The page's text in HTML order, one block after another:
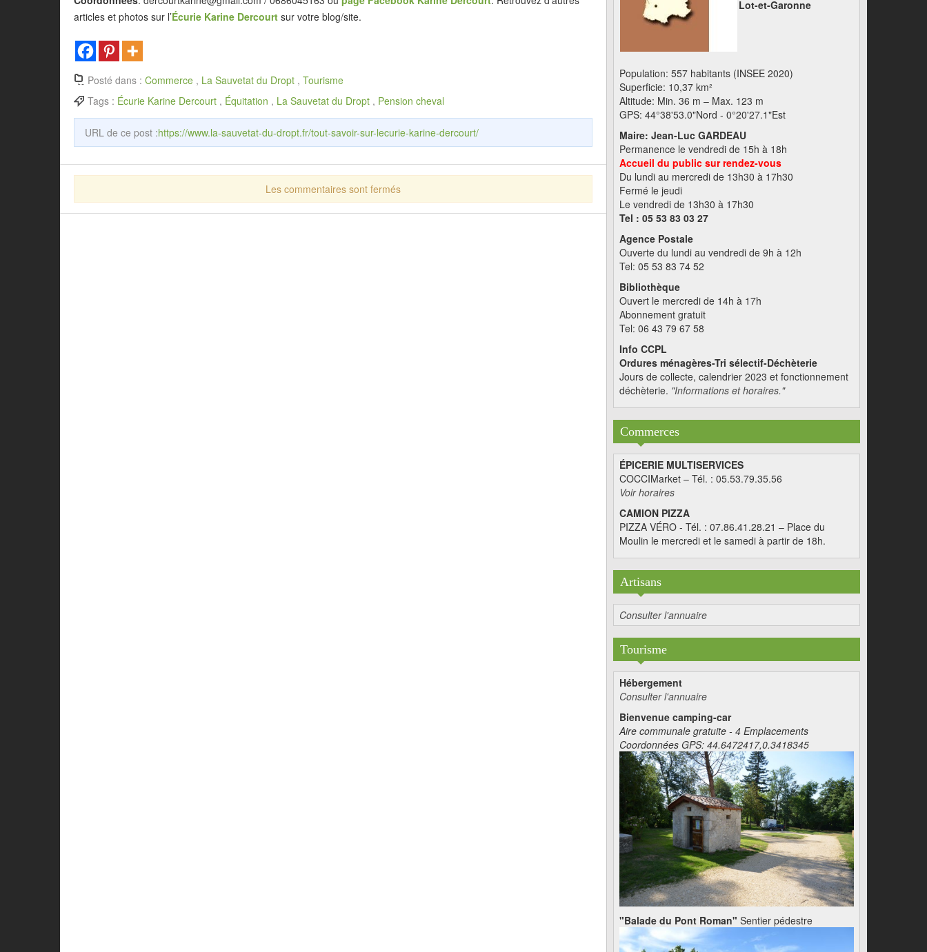
articles et photos sur l’Écurie Karine Dercourt sur votre blog/site.
Posté dans : Commerce , La Sauvetat du Dropt , Tourisme
Tags : Écurie Karine Dercourt , Équitation , La Sauvetat du Dropt , Pension cheval
URL de ce post :https://www.la-sauvetat-du-dropt.fr/tout-savoir-sur-lecurie-karine-dercourt/
Les commentaires sont fermés
Lot-et-Garonne
Population: 557 habitants (INSEE 2020)
Superficie: 10,37 km²
Altitude: Min. 36 m – Max. 123 m
GPS: 44°38'53.0"Nord - 0°20'27.1"Est
Maire: Jean-Luc GARDEAU
Permanence le vendredi de 15h à 18h
Accueil du public sur rendez-vous
Du lundi au mercredi de 13h30 à 17h30
Fermé le jeudi
Le vendredi de 13h30 à 17h30
Tel : 05 53 83 03 27
Agence Postale
Ouverte du lundi au vendredi de 9h à 12h
Tel: 05 53 83 74 52
Bibliothèque
Ouvert le mercredi de 14h à 17h
Abonnement gratuit
Tel: 06 43 79 67 58
Info CCPL
Ordures ménagères-Tri sélectif-Déchèterie
Jours de collecte, calendrier 2023 et fonctionnement
déchèterie. "Informations et horaires."
Commerces
ÉPICERIE MULTISERVICES
COCCIMarket – Tél. : 05.53.79.35.56
Voir horaires
CAMION PIZZA
PIZZA VÉRO - Tél. : 07.86.41.28.21 – Place du
Moulin le mercredi et le samedi à partir de 18h.
Artisans
Consulter l'annuaire
Tourisme
Hébergement
Consulter l'annuaire
Bienvenue camping-car
Aire communale gratuite - 4 Emplacements
Coordonnées GPS: 44.6472417,0.3418345
"Balade du Pont Roman" Sentier pédestre